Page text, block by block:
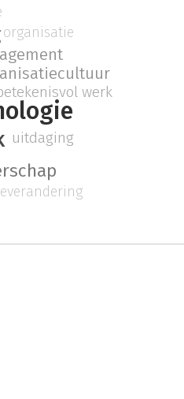
werk
uitdaging
organisatie